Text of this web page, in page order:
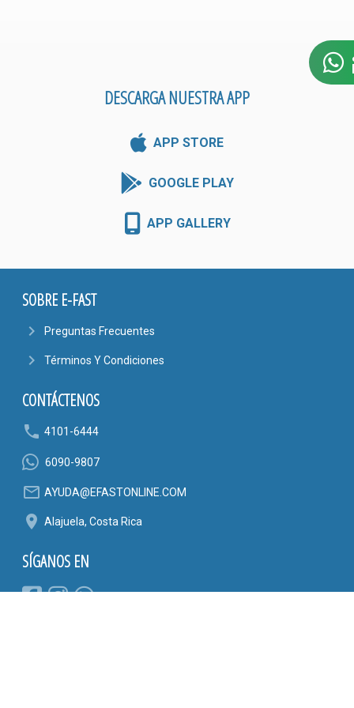
DESCARGA NUESTRA APP
APP STORE
GOOGLE PLAY
APP GALLERY
SOBRE E-FAST
navigate_next Preguntas Frecuentes
navigate_next Términos Y Condiciones
CONTÁCTENOS
phone 4101-6444
6090-9807
mail_outline AYUDA@EFASTONLINE.COM
location_on Alajuela, Costa Rica
SÍGANOS EN